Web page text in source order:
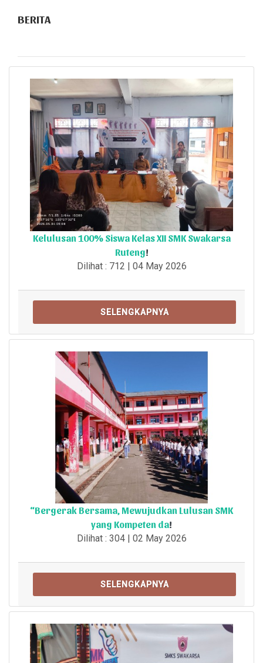
BERITA
Kelulusan 100% Siswa Kelas XII SMK Swakarsa
Ruteng!
Dilihat : 712 | 04 May 2026
SELENGKAPNYA
“Bergerak Bersama, Mewujudkan Lulusan SMK
yang Kompeten da!
Dilihat : 304 | 02 May 2026
SELENGKAPNYA